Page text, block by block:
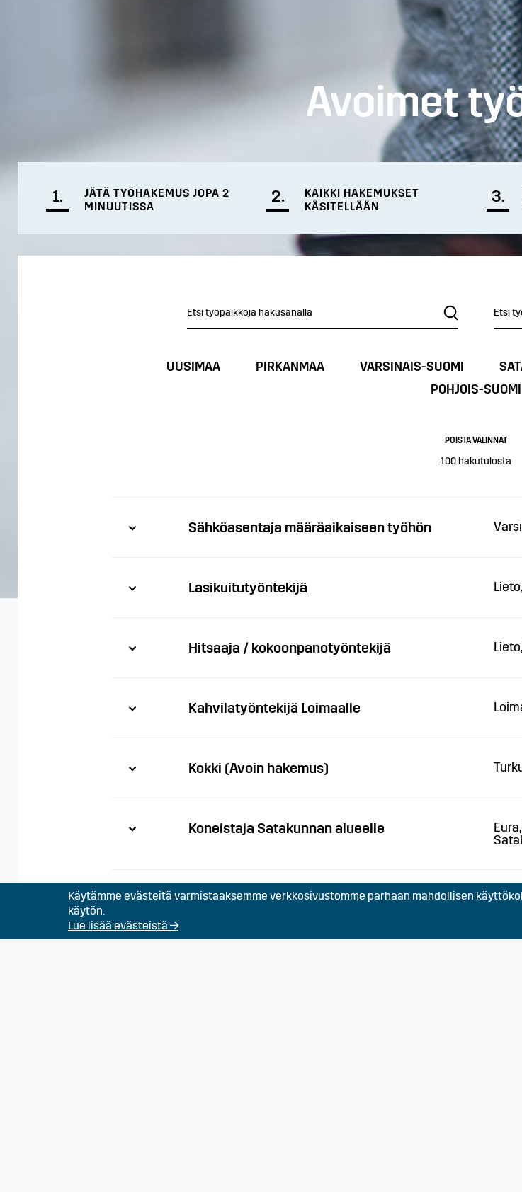
Avoimet
1.
JÄTÄ TYÖHAKEMUS JOPA 2
MINUUTISSA
2.
KAIKKI HAKEMUKSET
KÄSITELLÄÄN
3.
Etsi
UUSIMAA PIRKANMAA VARSINAIS-SUOMI
POHJOIS-SUOMI
POISTA VALINNAT
100hakutulosta
Sähköasentaja määräaikaiseen työhön
Lasikuitutyöntekijä
Hitsaaja / kokoonpanotyöntekijä
Kahvilatyöntekijä Loimaalle
Kokki (Avoin hakemus)
Koneistaja Satakunnan alueelle
Koneistaja Turkuun
Käytämme evästeitä varmistaaksemme verkkosivustomme parhaan mahdollisen
käytön.
Lue lisää evästeistä →